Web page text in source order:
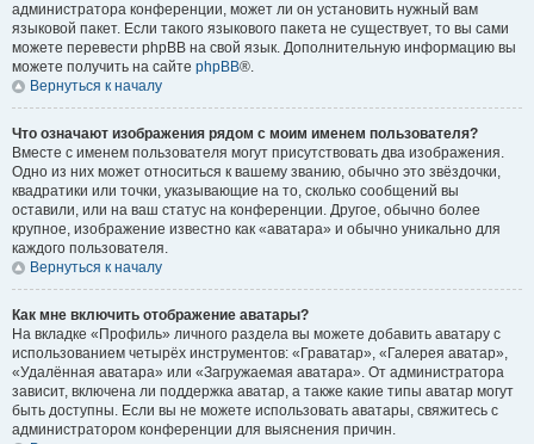
администратора конференции, может ли он установить нужный вам
языковой пакет. Если такого языкового пакета не существует, то вы сами
можете перевести phpBB на свой язык. Дополнительную информацию вы
можете получить на сайте phpBB®.
Вернуться к началу
Что означают изображения рядом с моим именем пользователя?
Вместе с именем пользователя могут присутствовать два изображения.
Одно из них может относиться к вашему званию, обычно это звёздочки,
квадратики или точки, указывающие на то, сколько сообщений вы
оставили, или на ваш статус на конференции. Другое, обычно более
крупное, изображение известно как «аватара» и обычно уникально для
каждого пользователя.
Вернуться к началу
Как мне включить отображение аватары?
На вкладке «Профиль» личного раздела вы можете добавить аватару с
использованием четырёх инструментов: «Граватар», «Галерея аватар»,
«Удалённая аватара» или «Загружаемая аватара». От администратора
зависит, включена ли поддержка аватар, а также какие типы аватар могут
быть доступны. Если вы не можете использовать аватары, свяжитесь с
администратором конференции для выяснения причин.